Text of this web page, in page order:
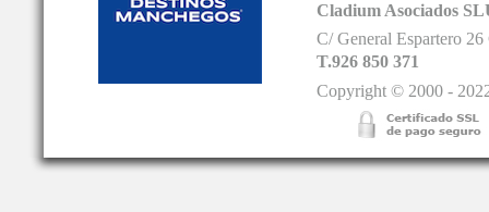
Cladium Asociados
C/ General Espartero
T.926 850 371
Copyright © 2000 -